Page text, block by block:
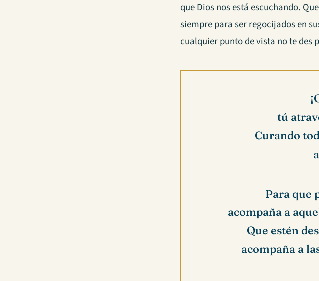
que Dios nos está escuchando.
siempre para ser regocijados en
cualquier punto de vista no te des
tú
Curando
Para que
acompaña a
Que estén
acompaña a